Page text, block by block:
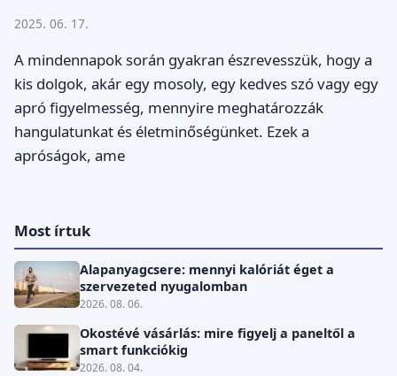
2025. 06. 17.
A mindennapok során gyakran észrevesszük, hogy a
kis dolgok, akár egy mosoly, egy kedves szó vagy egy
apró figyelmesség, mennyire meghatározzák
hangulatunkat és életminőségünket. Ezek a
apróságok, ame
Most írtuk
Alapanyagcsere: mennyi kalóriát éget a
szervezeted nyugalomban
2026. 08. 06.
Okostévé vásárlás: mire figyelj a paneltől a
smart funkciókig
2026. 08. 04.